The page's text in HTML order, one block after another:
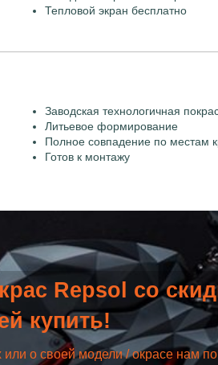
Тепловой экран бесплатно
Заводская технологичная
Литьевое формирование
Полное совпадение по местам
Готов к монтажу
Repsol со
купить!
или о своей модели / окрасе нам